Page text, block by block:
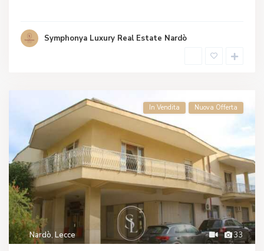
Symphonya Luxury Real Estate Nardò
33
Nardò,Lecce
In Vendita Nuova Offerta